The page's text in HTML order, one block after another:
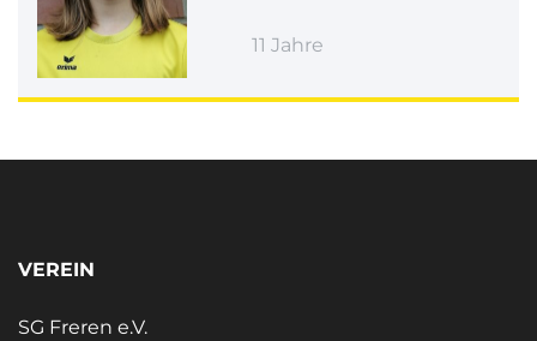
11 Jahre
VEREIN
SG Freren e.V.